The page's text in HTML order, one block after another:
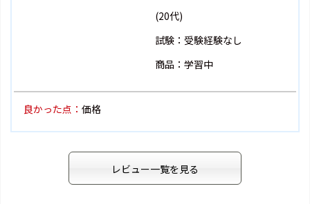
(20代)
試験：受験経験なし
商品：学習中
良かった点： 価格
レビュー一覧を見る